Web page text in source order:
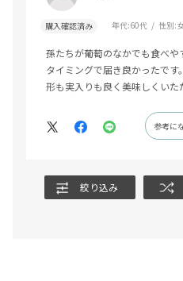
購入確認済み 年代:60代 性別:
孫たちが葡萄のなかでも食べ
タイミングで届き良かったです。
形も実入りも良く美味しくいた
参考に
絞り込み